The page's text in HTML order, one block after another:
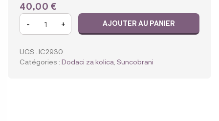
40,00 €
quantité
de
Univerzalni
suncobran,
- + AJOUTER AU PANIER
UGS : IC2930
Catégories : Dodaci za kolica Suncobrani